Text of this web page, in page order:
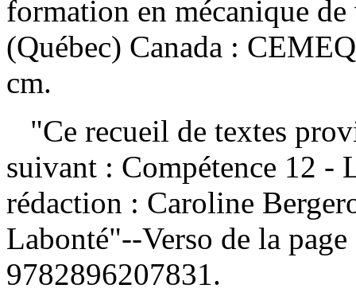
formation en mécanique
(Québec) Canada :
cm.
"Ce recueil de textes
suivant : Compétence 12 -
rédaction : Caroline
Labonté"--Verso de la
9782896207831.